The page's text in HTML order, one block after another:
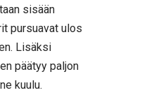
sisään
pursuavat ulos
Lisäksi
päätyy paljon
kuulu.